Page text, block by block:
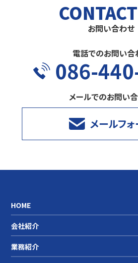
お問い合わせ
電話でのお問い合
086-
メールでのお問い
メールフ
HOME
会社紹介
業務紹介